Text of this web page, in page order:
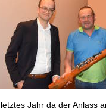
Jahr da der Anlass